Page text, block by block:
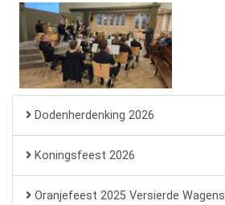
Dodenherdenking 2026
Koningsfeest 2026
Oranjefeest 2025 Versierde Wagens